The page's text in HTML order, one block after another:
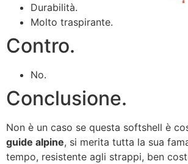
Durabilità.
Molto traspirante.
Contro.
No.
Conclusione.
Non è un caso se questa softshell è
guide alpine, si merita tutta la sua
tempo, resistente agli strappi, ben